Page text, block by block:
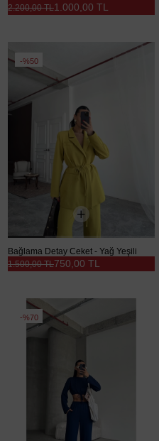
1.000,00 TL
2.200,00 TL
%50
Bağlama Detay Ceket - Yağ Yeşili
750,00 TL
1.500,00 TL
%70